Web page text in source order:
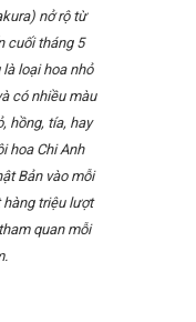
nở rộ từ
cuối tháng 5
là loại hoa nhỏ
có nhiều màu
hồng, tía, hay
hoa Chi Anh
Bản vào mỗi
hàng triệu lượt
quan mỗi